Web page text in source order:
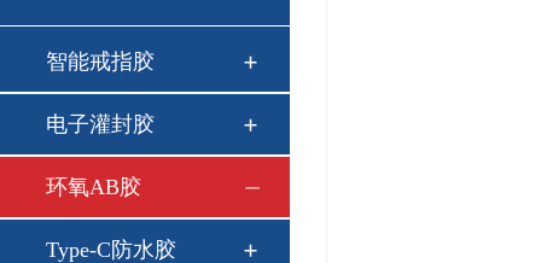
智能戒指胶
电子灌封胶
环氧AB胶
Type-C防水胶